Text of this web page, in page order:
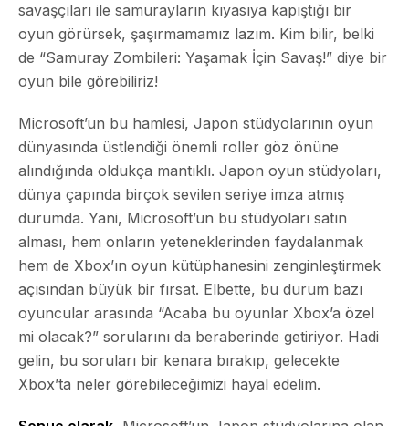
savaşçıları ile samurayların kıyasıya kapıştığı bir
oyun görürsek, şaşırmamamız lazım. Kim bilir, belki
de “Samuray Zombileri: Yaşamak İçin Savaş!” diye bir
oyun bile görebiliriz!
Microsoft’un bu hamlesi, Japon stüdyolarının oyun
dünyasında üstlendiği önemli roller göz önüne
alındığında oldukça mantıklı. Japon oyun stüdyoları,
dünya çapında birçok sevilen seriye imza atmış
durumda. Yani, Microsoft’un bu stüdyoları satın
alması, hem onların yeteneklerinden faydalanmak
hem de Xbox’ın oyun kütüphanesini zenginleştirmek
açısından büyük bir fırsat. Elbette, bu durum bazı
oyuncular arasında “Acaba bu oyunlar Xbox’a özel
mi olacak?” sorularını da beraberinde getiriyor. Hadi
gelin, bu soruları bir kenara bırakıp, gelecekte
Xbox’ta neler görebileceğimizi hayal edelim.